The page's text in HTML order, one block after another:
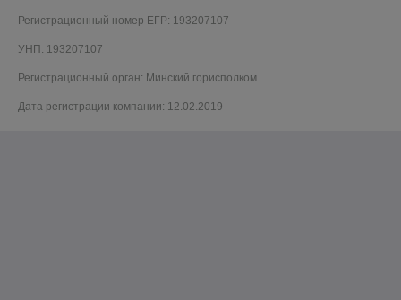
Регистрационный номер ЕГР: 193207107
УНП: 193207107
Регистрационный орган: Минский горисполком
Дата регистрации компании: 12.02.2019